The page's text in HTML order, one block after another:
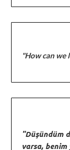
"How can we
"Düşündüm
varsa, benim